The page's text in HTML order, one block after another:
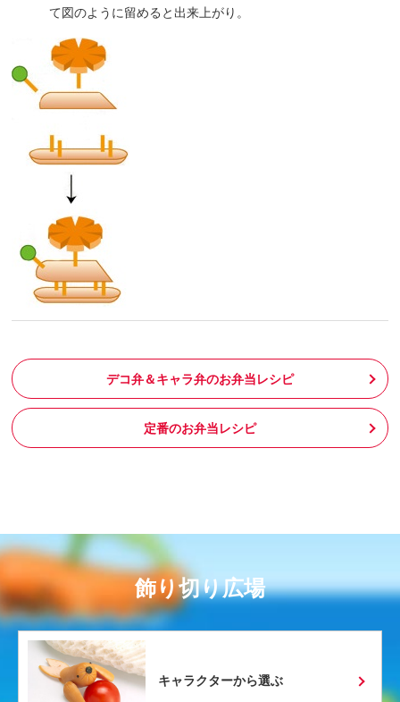
て図のように留めると出来上がり。
デコ弁＆キャラ弁のお弁当レシピ
定番のお弁当レシピ
飾り切り広場
キャラクターから選ぶ